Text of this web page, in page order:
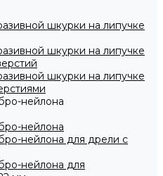
шкурки на липучке
шкурки на липучке
шкурки на липучке
нейлона
нейлона
нейлона для дрели с
нейлона для